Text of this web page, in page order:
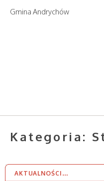
Gmina Andrychów
Kategoria:
AKTUALNOŚCI…
5 SIE 2026